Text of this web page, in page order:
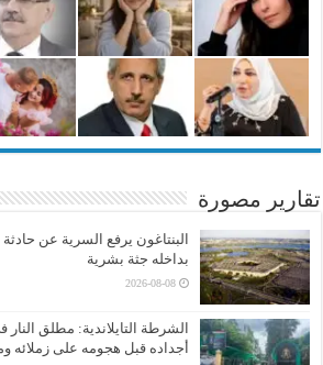
تقارير مصورة
البنتاغون يرفع السرية عن
بداخله جثة بشرية
2026-08-08
الشرطة التايلاندية: مطلق
أجداده قبل هجومه على زملائه